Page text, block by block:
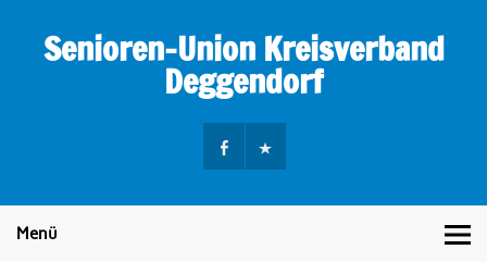
contentSenioren-Union Kreisverband
Deggendorf
Menü